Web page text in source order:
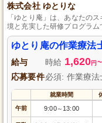
株式会社 ゆとりな
「ゆとり庵」は、あなたの
境と充実した研修プログラ
す。
ゆとり庵の作業療法
給与 時給 1,620円 ~
応募要件必須: 作業療法
就業時間
午前 9:00～ 13:00